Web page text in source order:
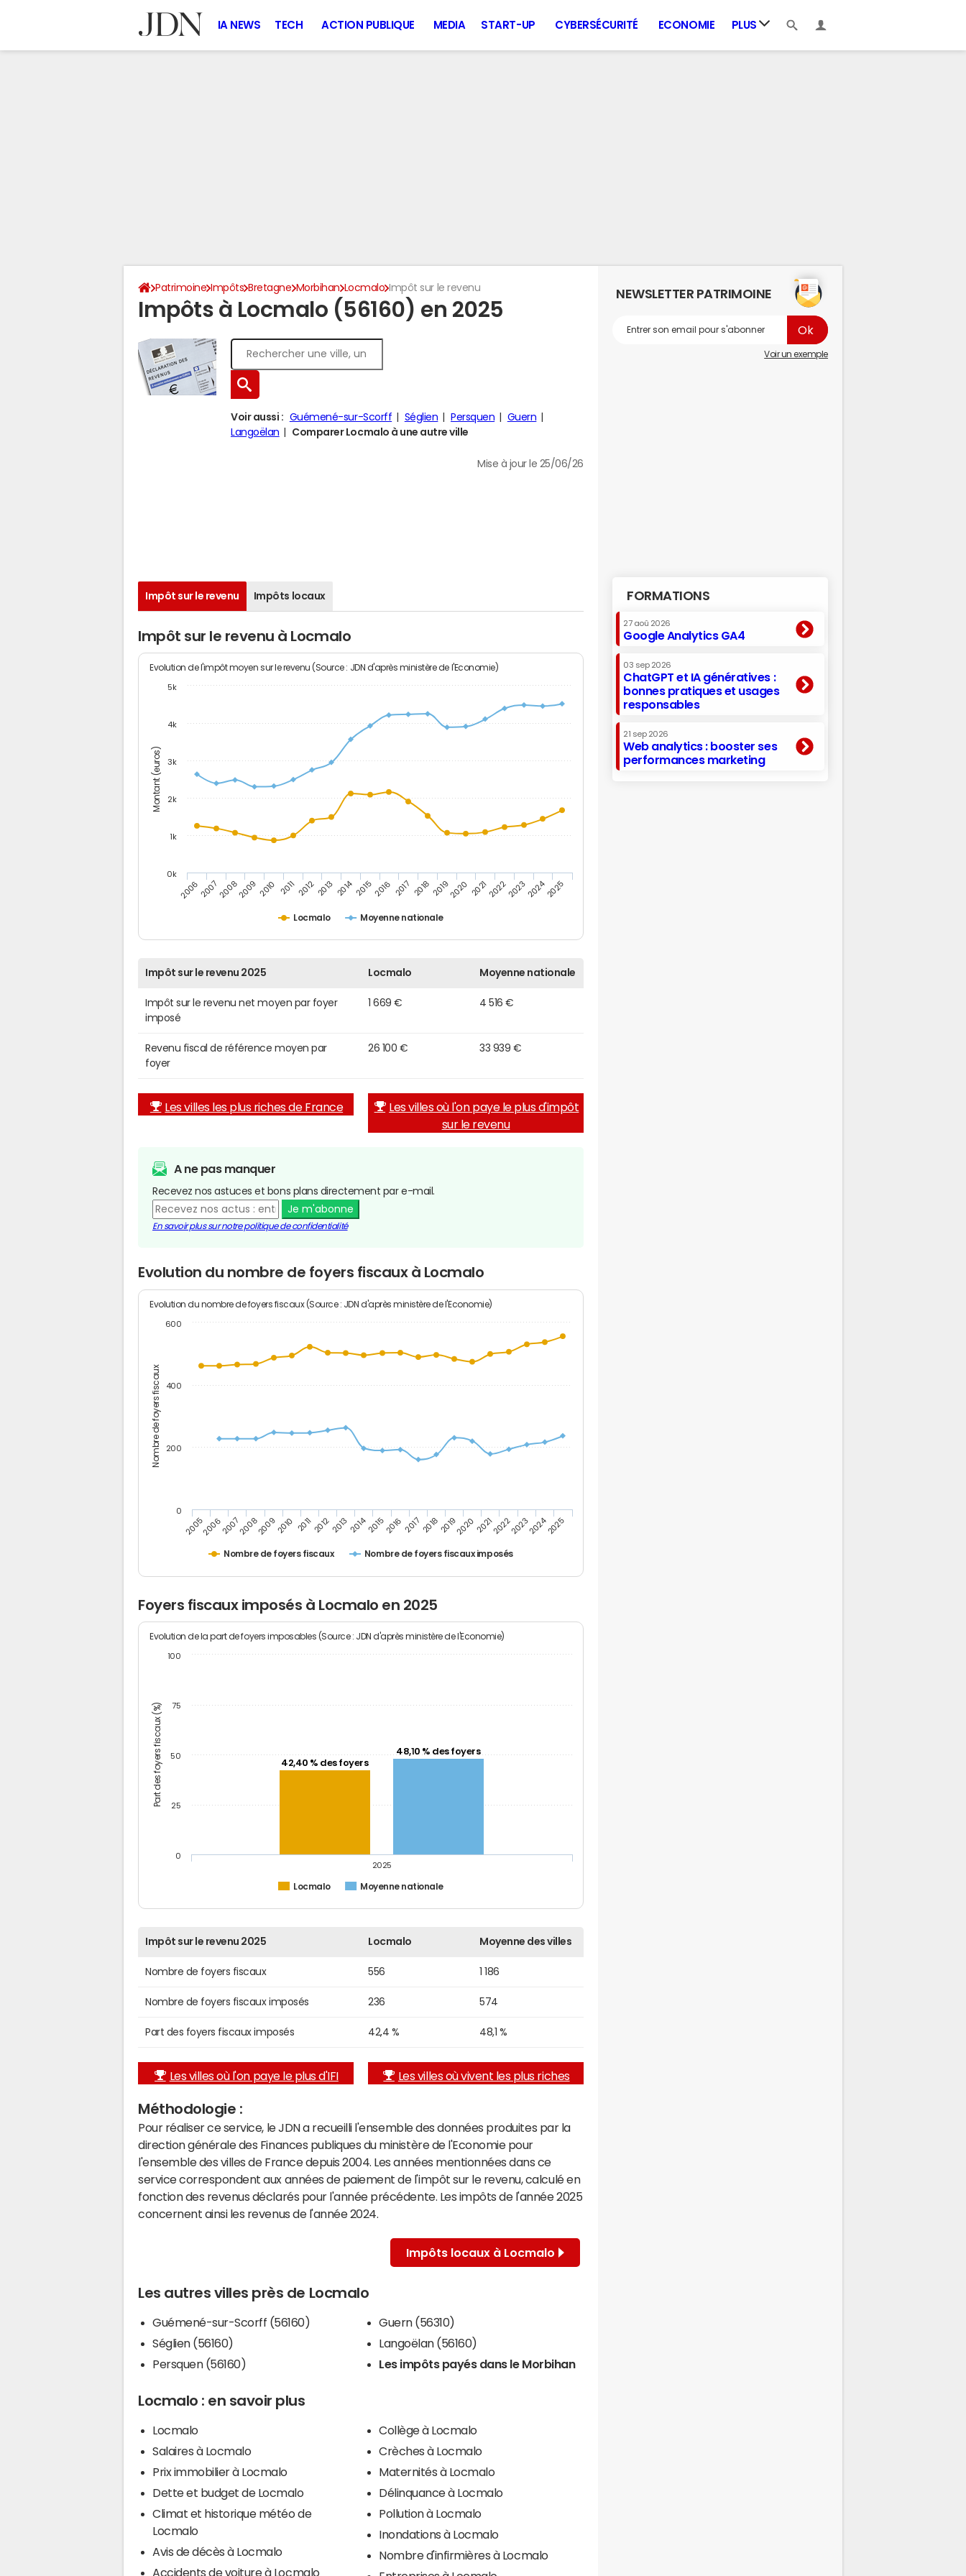
IA NEWS TECH ACTION PUBLIQUE MEDIA START-UP CYBERSÉCURITÉ ECONOMIE PLUS
Patrimoine Impôts Bretagne Morbihan Locmalo Impôt sur le revenu
Impôts à Locmalo (56160) en 2025
Voir aussi : Guémené-sur-Scorff Séglien Persquen
Guern
Langoëlan
Comparer Locmalo à une autre ville
Mise à jour le 25/06/26
Impôt sur le revenu Impôts locaux
Impôt sur le revenu à Locmalo
Montant (euros)
Evolution de l'impôt moyen sur le revenu (Source : JDN d'après ministère de l'Economie)
Locmalo Moyenne nationale
20062007200820092010 2011 20122013 201420152016 2017 201820192020 20212022202320242025
0k
1k
2k
3k
4k
5k
Impôt sur le revenu 2025 Locmalo Moyenne nationale
Impôt sur le revenu net moyen par foyer
imposé
1 669 € 4 516 €
Revenu fiscal de référence moyen par
foyer
26 100 € 33 939 €
Les villes les plus riches de France
Les villes où l'on paye le plus d'impôt
sur le revenu
A ne pas manquer
Recevez nos astuces et bons plans directement par e-mail.
Je m'abonne
En savoir plus sur notre politique de confidentialité
Evolution du nombre de foyers fiscaux à Locmalo
Nombre de foyers fiscaux
Evolution du nombre de foyers fiscaux (Source : JDN d'après ministère de l'Economie)
Nombre de foyers fiscaux Nombre de foyers fiscaux imposés
200520062007200820092010 201120122013201420152016 2017 20182019202020212022202320242025
0
200
400
600
Foyers fiscaux imposés à Locmalo en 2025
Part des foyers fiscaux (%)
Evolution de la part de foyers imposables (Source : JDN d'après ministère de l'Economie)
42,40 % des foyers
48,10 % des foyers
Locmalo Moyenne nationale
2025
0
25
50
75
100
Impôt sur le revenu 2025 Locmalo Moyenne des villes
Nombre de foyers fiscaux 556 1 186
Nombre de foyers fiscaux imposés 236 574
Part des foyers fiscaux imposés 42,4 % 48,1 %
Les villes où l'on paye le plus d'IFI Les villes où vivent les plus riches
Méthodologie :
Pour réaliser ce service, le JDN a recueilli l'ensemble des données produites par la
direction générale des Finances publiques du ministère de l'Economie pour
l'ensemble des villes de France depuis 2004. Les années mentionnées dans ce
service correspondent aux années de paiement de l'impôt sur le revenu, calculé en
fonction des revenus déclarés pour l'année précédente. Les impôts de l'année 2025
concernent ainsi les revenus de l'année 2024.
Impôts locaux à Locmalo
Les autres villes près de Locmalo
Guémené-sur-Scorff (56160)
Séglien (56160)
Persquen (56160)
Guern (56310)
Langoëlan (56160)
Les impôts payés dans le Morbihan
Locmalo : en savoir plus
Locmalo
Salaires à Locmalo
Prix immobilier à Locmalo
Dette et budget de Locmalo
Climat et historique météo de
Locmalo
Avis de décès à Locmalo
Accidents de voiture à Locmalo
Collège à Locmalo
Crèches à Locmalo
Maternités à Locmalo
Délinquance à Locmalo
Pollution à Locmalo
Inondations à Locmalo
Nombre d'infirmières à Locmalo
NEWSLETTER PATRIMOINE
Voir un exemple
FORMATIONS
27 aoû 2026
Google Analytics GA4
03 sep 2026
ChatGPT et IA génératives :
bonnes pratiques et usages
responsables
21 sep 2026
Web analytics : booster ses
performances marketing